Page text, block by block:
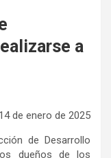
a
de enero de 2025
de Desarrollo
dueños de los